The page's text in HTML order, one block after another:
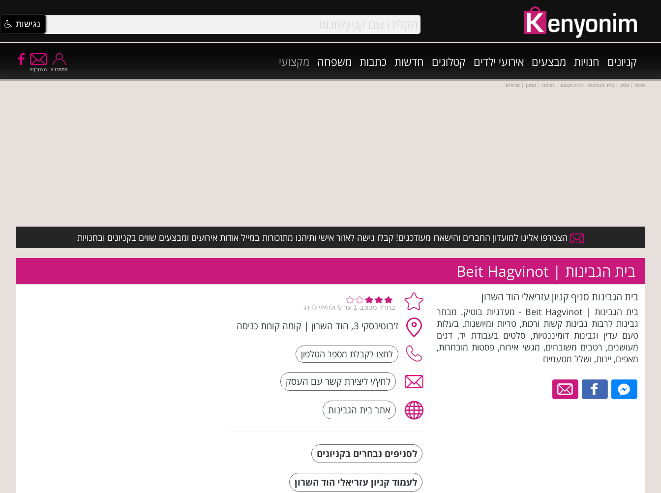
קניונים חנויות מבצעים אירועי ילדים קטלוגים חדשות כתבות משפחה מקצועי
הצטרף/י התחבר/י
חנות | עסק :: בית הגבינות - חפש מבצע | הנחה | קופון | סניפים
הצטרפו אלינו למועדון החברים והישארו מעודכנים! קבלו גישה לאזור אישי ותיהנו מתזכורות במייל אודות אירועים ומבצעים שווים בקניונים ובחנויות
בית הגבינות | Beit Hagvinot
בית הגבינות סניף קניון עזריאלי הוד השרון
בית הגבינות | Beit Hagvinot - מעדניות בוטיק. מבחר
גבינות לרבות גבינות קשות ורכות, טריות ומיושנות, בעלות
טעם עדין וגבינות דומיננטיות, סלטים בעבודת יד, דגים
מעושנים, רטבים משובחים, מגשי אירוח, פסטות מובחרות,
מאפים, יינות, ושלל מטעמים
ז'בוטינסקי 3, הוד השרון | קומה קומת כניסה
לחץ/י ליצירת קשר עם העסק
אתר בית הגבינות
לסניפים נבחרים בקניונים
לעמוד קניון עזריאלי הוד השרון
נגישות